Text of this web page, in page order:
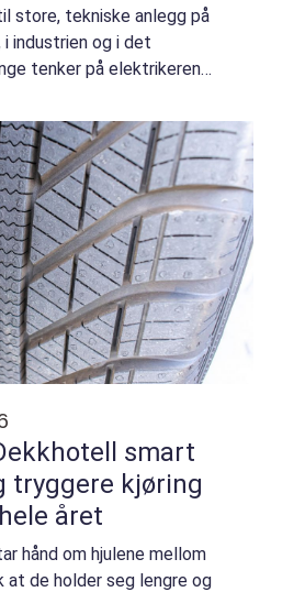
store, tekniske anlegg på
i industrien og i det
tenker på elektrikeren
langt mer enn feilre...
smart
tryggere kjøring
året
hånd om hjulene mellom
at de holder seg lengre og